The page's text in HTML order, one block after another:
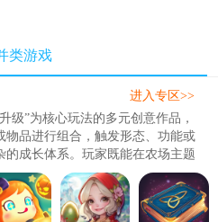
类游戏
级”为核心玩法的多元创意作品，
物品进行组合，触发形态、功能或
的成长体系。玩家既能在农场主题
进入专区>>